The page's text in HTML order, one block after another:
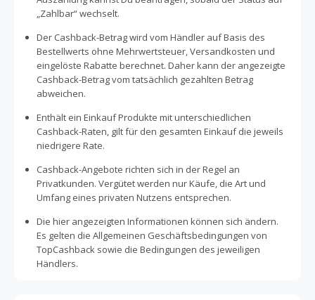
„Zahlbar“ wechselt.
Der Cashback-Betrag wird vom Händler auf Basis des
Bestellwerts ohne Mehrwertsteuer, Versandkosten und
eingelöste Rabatte berechnet. Daher kann der angezeigte
Cashback-Betrag vom tatsächlich gezahlten Betrag
abweichen.
Enthält ein Einkauf Produkte mit unterschiedlichen
Cashback-Raten, gilt für den gesamten Einkauf die jeweils
niedrigere Rate.
Cashback-Angebote richten sich in der Regel an
Privatkunden. Vergütet werden nur Käufe, die Art und
Umfang eines privaten Nutzens entsprechen.
Die hier angezeigten Informationen können sich ändern.
Es gelten die Allgemeinen Geschäftsbedingungen von
TopCashback sowie die Bedingungen des jeweiligen
Händlers.